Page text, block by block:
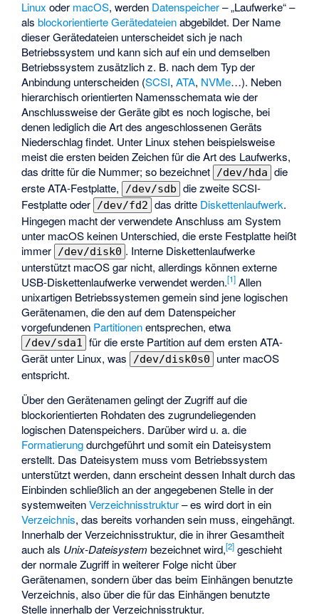
Linux oder macOS, werden Datenspeicher– „Laufwerke“ –
alsblockorientierte Gerätedateienabgebildet. Der Name
dieser Gerätedateien unterscheidet sich je nach
Betriebssystem und kann sich auf ein und demselben
Betriebssystem zusätzlich z. B. nach dem Typ der
Anbindung unterscheiden (SCSI,ATA, NVMe…). Neben
hierarchisch orientierten Namensschemata wie der
Anschlussweise der Geräte gibt es noch logische, bei
denen lediglich die Art des angeschlossenen Geräts
Niederschlag findet. Unter Linux stehen beispielsweise
meist die ersten beiden Zeichen für die Art des Laufwerks,
das dritte für die Nummer; so bezeichnet /dev/hda die
erste ATA-Festplatte,
/dev/sdb die zweite SCSI-
Festplatte oder /dev/fd2 das dritte Diskettenlaufwerk.
Hingegen macht der verwendete Anschluss am System
unter macOS keinen Unterschied, die erste Festplatte heißt
immer /dev/disk0 . Interne Diskettenlaufwerke
unterstützt macOS gar nicht, allerdings können externe
USB-Diskettenlaufwerke verwendet werden.[1] Allen
unixartigen Betriebssystemen gemein sind jene logischen
Gerätenamen, die den auf dem Datenspeicher
vorgefundenen Partitionenentsprechen, etwa
/dev/sda1 für die erste Partition auf dem ersten ATA-
Gerät unter Linux, was
/dev/disk0s0
unter macOS
entspricht.
Über den Gerätenamen gelingt der Zugriff auf die
blockorientierten Rohdaten des zugrundeliegenden
logischen Datenspeichers. Darüber wird u. a. die
Formatierungdurchgeführt und somit ein Dateisystem
erstellt. Das Dateisystem muss vom Betriebssystem
unterstützt werden, dann erscheint dessen Inhalt durch das
Einbinden schließlich an der angegebenen Stelle in der
systemweitenVerzeichnisstruktur– es wird dort in ein
Verzeichnis, das bereits vorhanden sein muss, eingehängt.
Innerhalb der Verzeichnisstruktur, die in ihrer Gesamtheit
auch als Unix-Dateisystem bezeichnet wird,[2] geschieht
der normale Zugriff in weiterer Folge nicht über
Gerätenamen, sondern über das beim Einhängen benutzte
Verzeichnis, also über die für das Einhängen benutzte
Stelle innerhalb der Verzeichnisstruktur.